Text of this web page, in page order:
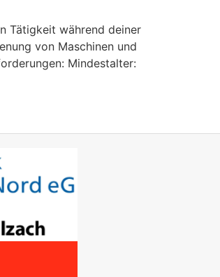
Tätigkeit während deiner
von Maschinen und
Mindestalter: